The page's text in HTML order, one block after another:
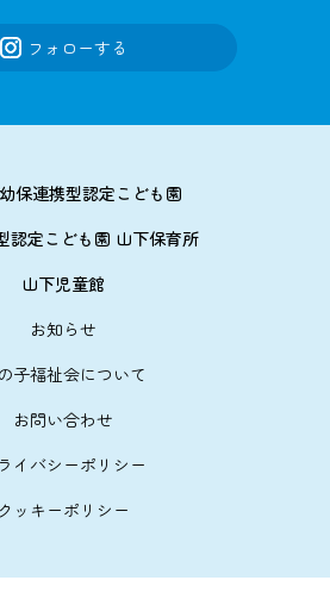
フォローする
保連携型認定こども園
認定こども園 山下保育所
山下児童館
お知らせ
子福祉会について
お問い合わせ
イバシーポリシー
クッキーポリシー